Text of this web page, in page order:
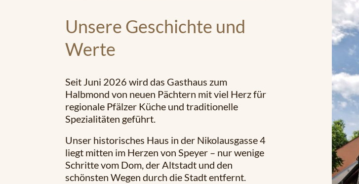
Unsere Geschichte und
Werte
Seit Juni 2026 wird das Gasthaus zum
Halbmond von neuen Pächtern mit viel Herz für
regionale Pfälzer Küche und traditionelle
Spezialitäten geführt.
Unser historisches Haus in der Nikolausgasse 4
liegt mitten im Herzen von Speyer – nur wenige
Schritte vom Dom, der Altstadt und den
schönsten Wegen durch die Stadt entfernt.